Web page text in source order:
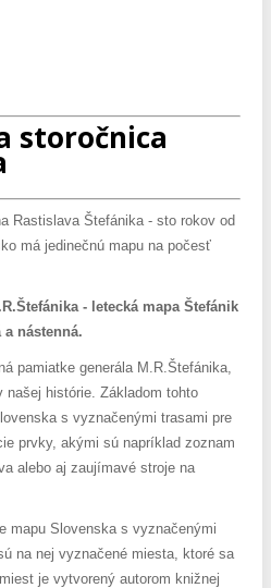
storočnica
Rastislava Štefánika - sto rokov od
má jedinečnú mapu na počesť
- letecká mapa Štefánik
nástenná.
pamiatke generála M.R.Štefánika,
histórie. Základom tohto
s vyznačenými trasami pre
prvky, akými sú napríklad zoznam
alebo aj zaujímavé stroje na
mapu Slovenska s vyznačenými
na nej vyznačené miesta, ktoré sa
je vytvorený autorom knižnej